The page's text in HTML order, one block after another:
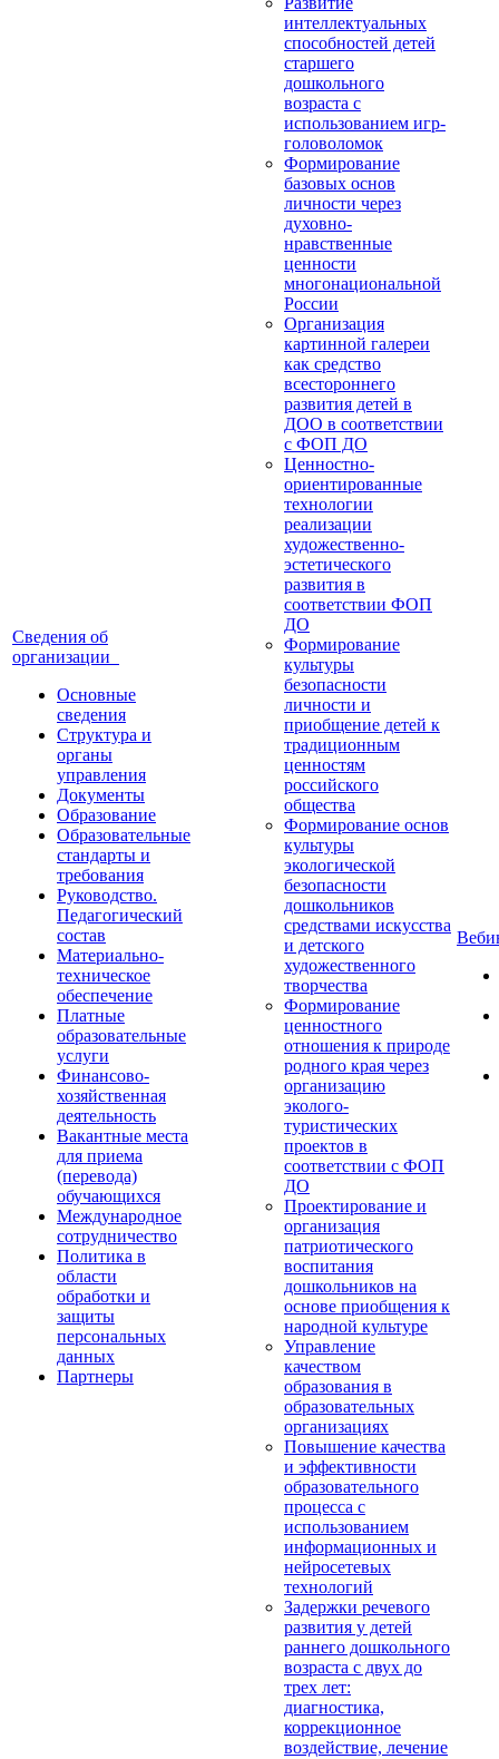
Сведения об
организации
Основные
сведения
Структура и
органы
управления
Документы
Образование
Образовательные
стандарты и
требования
Руководство.
Педагогический
состав
Материально-
техническое
обеспечение
Платные
образовательные
услуги
Финансово-
хозяйственная
деятельность
Вакантные места
для приема
(перевода)
обучающихся
Международное
сотрудничество
Политика в
области
обработки и
защиты
персональных
данных
Партнеры
интеллектуальных
способностей детей
старшего
дошкольного
возраста с
использованием игр-
головоломок
Формирование
базовых основ
личности через
духовно-
нравственные
ценности
многонациональной
России
Организация
картинной галереи
как средство
всестороннего
развития детей в
ДОО в соответствии
с ФОП ДО
Ценностно-
ориентированные
технологии
реализации
художественно-
эстетического
развития в
соответствии ФОП
ДО
Формирование
культуры
безопасности
личности и
приобщение детей к
традиционным
ценностям
российского
общества
Формирование основ
культуры
экологической
безопасности
дошкольников
средствами искусства
и детского
художественного
творчества
Формирование
ценностного
отношения к природе
родного края через
организацию
эколого-
туристических
проектов в
соответствии с ФОП
ДО
Проектирование и
организация
патриотического
воспитания
дошкольников на
основе приобщения к
народной культуре
Управление
качеством
образования в
образовательных
организациях
Повышение качества
и эффективности
образовательного
процесса с
использованием
информационных и
нейросетевых
технологий
Задержки речевого
развития у детей
раннего дошкольного
возраста с двух до
трех лет:
диагностика,
коррекционное
воздействие, лечение